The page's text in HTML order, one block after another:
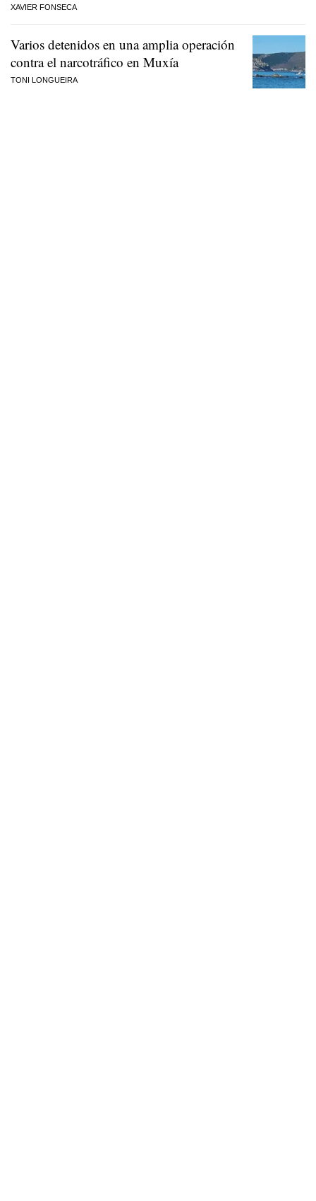
XAVIER FONSECA
Varios detenidos en una amplia operación
contra el narcotráfico en Muxía
TONI LONGUEIRA